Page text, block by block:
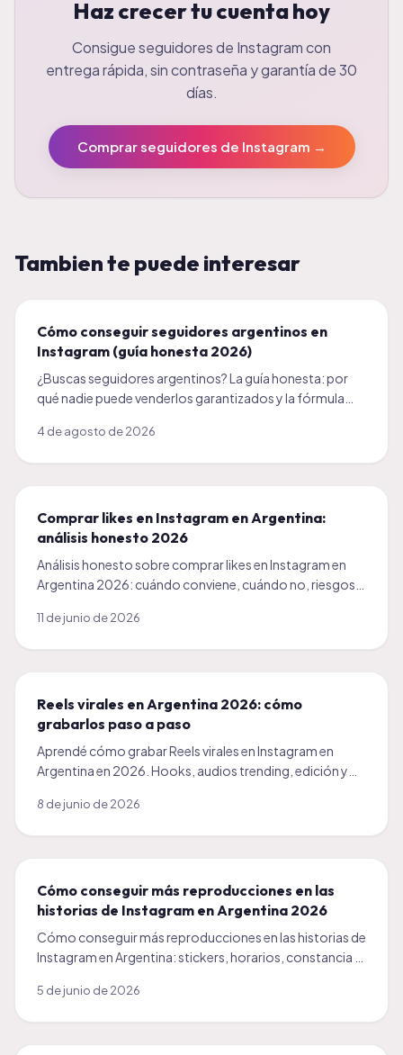
Haz crecer tu cuenta hoy
Consigue seguidores de Instagram con
entrega rápida, sin contraseña y garantía de 30
días.
Comprar seguidores de Instagram →
Tambien te puede interesar
Cómo conseguir seguidores argentinos en
Instagram (guía honesta 2026)
¿Buscas seguidores argentinos? La guía honesta: por
qué nadie puede venderlos garantizados y la fórmula
4 de agosto de 2026
Comprar likes en Instagram en Argentina:
análisis honesto 2026
Análisis honesto sobre comprar likes en Instagram en
Argentina 2026: cuándo conviene, cuándo no, riesgos
11 de junio de 2026
Reels virales en Argentina 2026: cómo
grabarlos paso a paso
Aprendé cómo grabar Reels virales en Instagram en
Argentina en 2026. Hooks, audios trending, edición y
8 de junio de 2026
Cómo conseguir más reproducciones en las
historias de Instagram en Argentina 2026
Cómo conseguir más reproducciones en las historias de
Instagram en Argentina: stickers, horarios, constancia y
5 de junio de 2026